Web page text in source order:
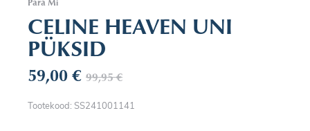
CELINE HEAVEN UNI
PÜKSID
59,00€ 99,95€
Tootekood: SS241001141